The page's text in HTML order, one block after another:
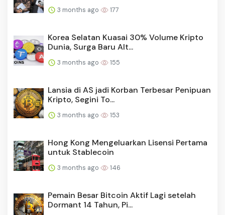
3 months ago 177
Korea Selatan Kuasai 30% Volume Kripto
Dunia, Surga Baru Alt...
3 months ago 155
Lansia di AS jadi Korban Terbesar Penipuan
Kripto, Segini To...
3 months ago 153
Hong Kong Mengeluarkan Lisensi Pertama
untuk Stablecoin
3 months ago 146
Pemain Besar Bitcoin Aktif Lagi setelah
Dormant 14 Tahun, Pi...